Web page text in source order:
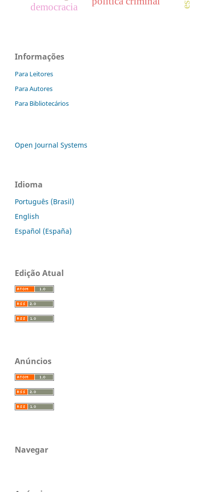
democracia
Informações
Para Leitores
Para Autores
Para Bibliotecários
Open Journal Systems
Idioma
Português (Brasil)
English
Español (España)
Edição Atual
Anúncios
Navegar